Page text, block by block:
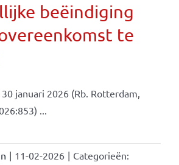
beëindiging
te
januari 2026 (Rb. Rotterdam,
...
| 11-02-2026 | Categorieën: